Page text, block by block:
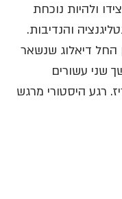
ולהיות נוכחת
והנדיבות.
דיאלוג שנשאר
שני עשורים
רגע היסטורי מרגש